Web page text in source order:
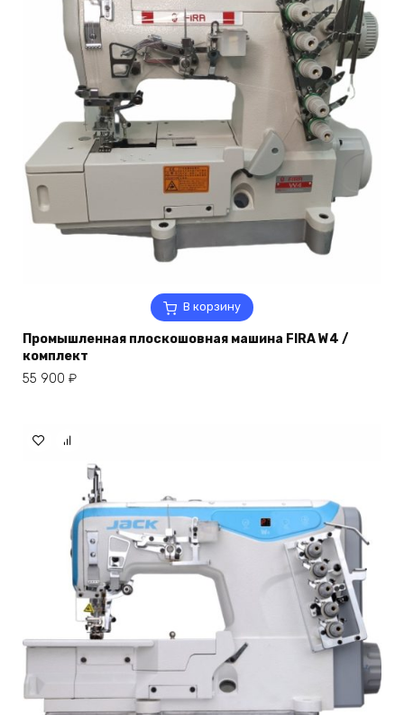
В корзину
Промышленная плоскошовная машина FIRA W4 /
комплект
55 900 ₽